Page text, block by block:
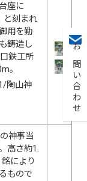
お問い合わせ
座に
と刻まれ
用を勤
鋳造し
鉄工所
。
陶山神
神事当
高さ約1.
により
もので